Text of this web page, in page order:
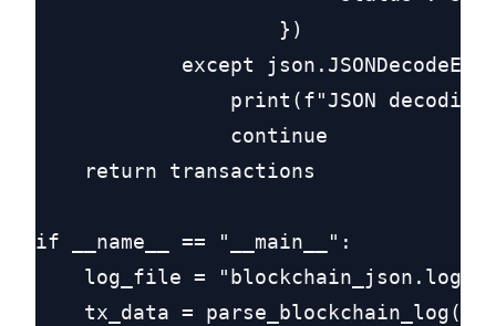
                    })
except
print(f"JSON decoding
                continue
    return transactions
if __name__ == "__main__":
    log_file = "blockchain_json.log"
tx_data =